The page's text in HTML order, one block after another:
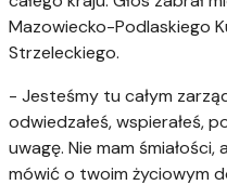
Mazowiecko-Podlaskiego
Strzeleckiego.
- Jesteśmy tu całym
odwiedzałeś, wspierałeś,
uwagę. Nie mam
mówić o twoim życiowym